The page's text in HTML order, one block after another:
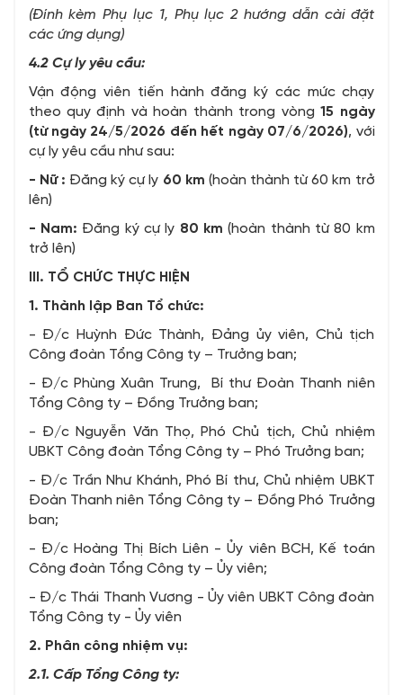
(Đính kèm Phụ lục 1, Phụ lục 2 hướng dẫn cài đặt
các ứng dụng)
4.2 Cự ly yêu cầu:
Vận động viên tiến hành đăng ký các mức chạy
theo quy định và hoàn thành trong vòng15 ngày
(từ ngày 24/5/2026 đến hết ngày 07/6/2026), với
cự ly yêu cầu như sau:
- Nữ : Đăng ký cự ly 60 km (hoàn thành từ 60 km trở
lên)
- Nam: Đăng ký cự ly 80 km (hoàn thành từ 80 km
trở lên)
III. TỔ CHỨC THỰC HIỆN
1. Thành lập Ban Tổ chức:
- Đ/c Huỳnh Đức Thành, Đảng ủy viên, Chủ tịch
Công đoàn Tổng Công ty – Trưởng ban;
- Đ/c Phùng Xuân Trung, Bí thư Đoàn Thanh niên
Tổng Công ty – Đồng Trưởng ban;
- Đ/c Nguyễn Văn Thọ, Phó Chủ tịch, Chủ nhiệm
UBKT Công đoàn Tổng Công ty – Phó Trưởng ban;
- Đ/c Trần Như Khánh, Phó Bí thư, Chủ nhiệm UBKT
Đoàn Thanh niên Tổng Công ty – Đồng Phó Trưởng
ban;
- Đ/c Hoàng Thị Bích Liên - Ủy viên BCH, Kế toán
Công đoàn Tổng Công ty – Ủy viên;
- Đ/c Thái Thanh Vương - Ủy viên UBKT Công đoàn
Tổng Công ty - Ủy viên
2. Phân công nhiệm vụ:
2.1. Cấp Tổng Công ty: